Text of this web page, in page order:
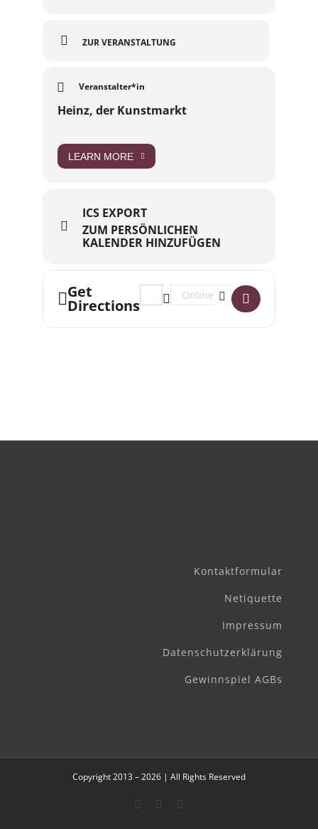
ZUR VERANSTALTUNG
Veranstalter*in
Heinz, der Kunstmarkt
LEARN MORE
ICS EXPORT
ZUM PERSÖNLICHEN
KALENDER HINZUFÜGEN
Get
Directions
Address - Heinz, der Kunstmarkt []
Destination Address - Heinz,
Kontaktformular
Netiquette
Impressum
Datenschutzerklärung
Gewinnspiel AGBs
Copyright 2013 – 2026 | All Rights Reserved
FacebookInstagram